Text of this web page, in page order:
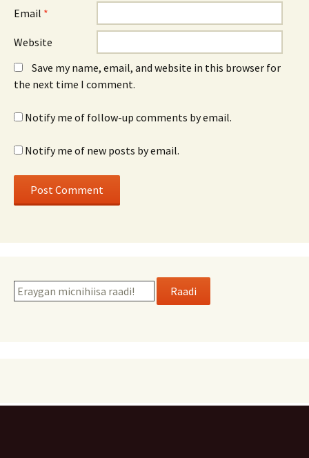
Email *
Website
Save my name, email, and website in this browser for
the next time I comment.
Notify me of follow-up comments by email.
Notify me of new posts by email.
Raadi